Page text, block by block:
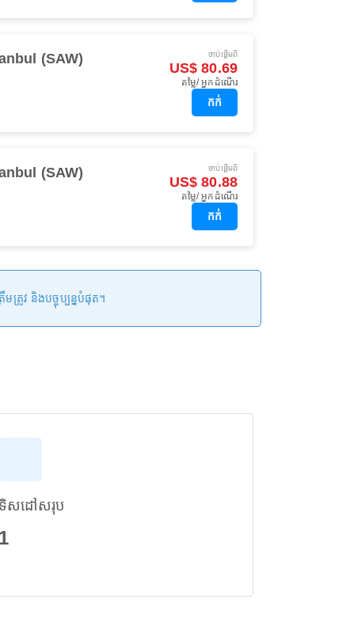
(SAW) ចាប់ផ្ដើមពី
US$ 80.69
តម្លៃ/ អ្នកដំណើរ
កក់
(SAW) ចាប់ផ្ដើមពី
US$ 80.88
តម្លៃ/ អ្នកដំណើរ
កក់
រូវ និងបច្ចុប្បន្នបំផុត។
ទិសដៅសរុប
1